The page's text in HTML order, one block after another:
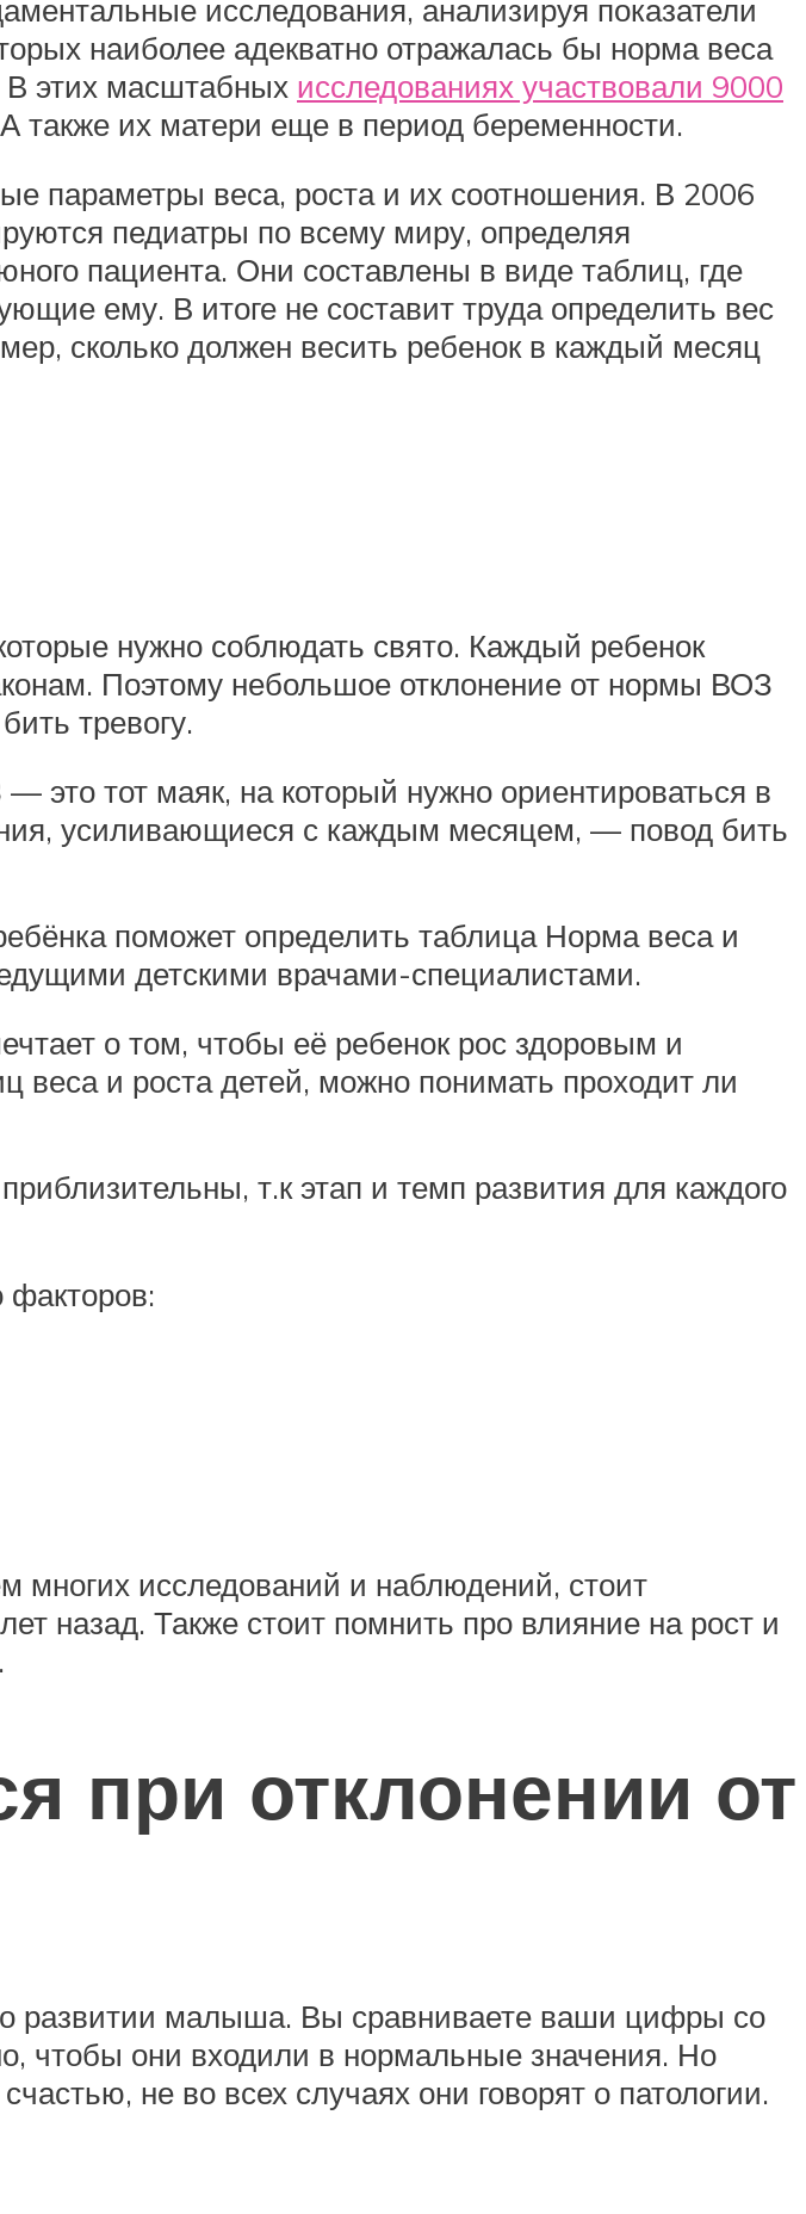
исследования, анализируя показатели
наиболее адекватно отражалась бы норма веса
В этих масштабных исследованиях участвовали 9000
их матери еще в период беременности.
параметры веса, роста и их соотношения. В 2006
педиатры по всему миру, определяя
пациента. Они составлены в виде таблиц, где
ему. В итоге не составит труда определить вес
сколько должен весить ребенок в каждый месяц
нужно соблюдать свято. Каждый ребенок
Поэтому небольшое отклонение от нормы ВОЗ
тревогу.
тот маяк, на который нужно ориентироваться в
усиливающиеся с каждым месяцем, — повод бить
поможет определить таблица Норма веса и
детскими врачами-специалистами.
о том, чтобы её ребенок рос здоровым и
и роста детей, можно понимать проходит ли
т.к этап и темп развития для каждого
факторов:
многих исследований и наблюдений, стоит
назад. Также стоит помнить про влияние на рост и
при отклонении от
развитии малыша. Вы сравниваете ваши цифры со
чтобы они входили в нормальные значения. Но
не во всех случаях они говорят о патологии.